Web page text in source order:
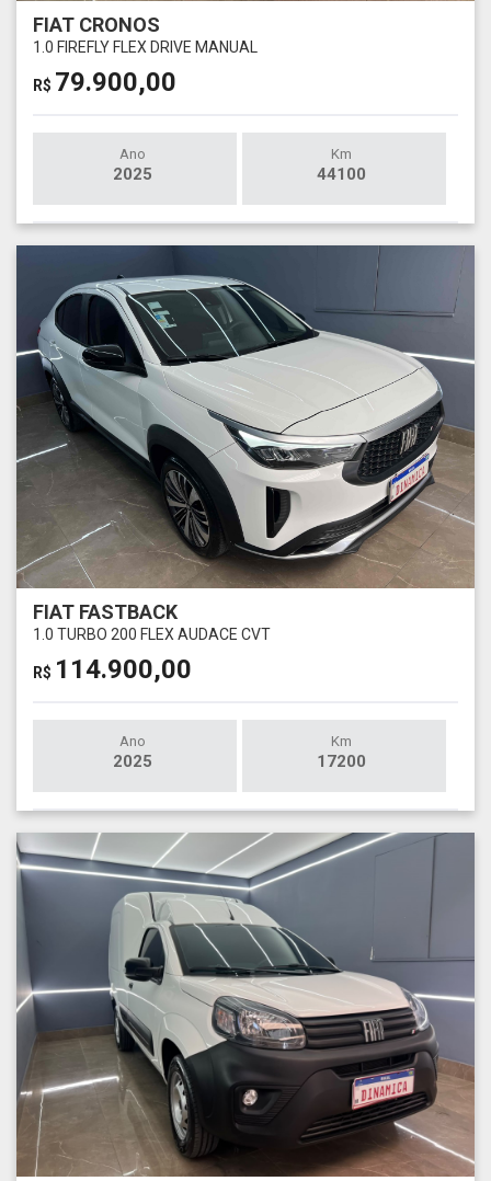
FIAT CRONOS
1.0 FIREFLY FLEX DRIVE MANUAL
R$ 79.900,00
Ano
2025
Km
44100
FIAT FASTBACK
1.0 TURBO 200 FLEX AUDACE CVT
R$ 114.900,00
Ano
2025
Km
17200